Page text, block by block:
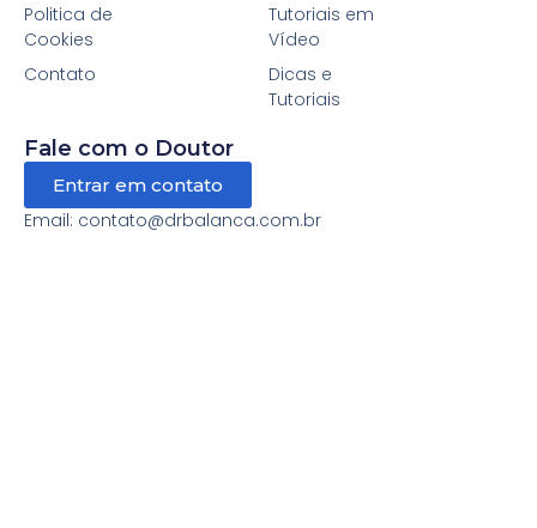
Politica de
Cookies
Contato
Tutoriais em
Vídeo
Dicas e
Tutoriais
Fale com o Doutor
Entrar em contato
Email: contato@drbalanca.com.br